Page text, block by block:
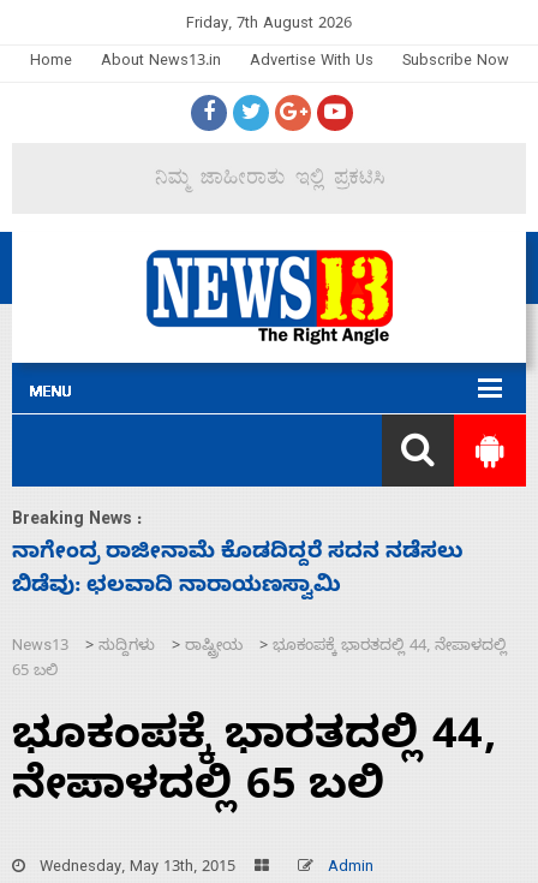
Friday, 7th August 2026
Home
About News13.in Advertise With Us Subscribe Now
Breaking News :
ನಡೆಸಲು
ಸಚಿವ ಸಂಪುಟ ವಿಸ್ತರಣೆ ಮಾಡಿದ್ದು ಹಣಬಲ
ಹೈಕಮಾಂಡ್ ರಾಜಕಾರಣಕ್ಕೆ: ವಿಜಯೇಂದ್ರ
News13 > ಸುದ್ದಿಗಳು > ರಾಷ್ಟ್ರೀಯ > ಭೂಕಂಪಕ್ಕೆ ಭಾರತದಲ್ಲಿ 44, ನೇಪಾಳದಲ್ಲಿ
65 ಬಲಿ
ಭೂಕಂಪಕ್ಕೆ ಭಾರತದಲ್ಲಿ 44,
ನೇಪಾಳದಲ್ಲಿ 65 ಬಲಿ
Wednesday, May 13th, 2015 Admin